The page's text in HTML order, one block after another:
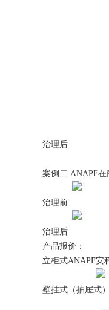
治理后
案例二 ANAPF
治理前
治理后
产品报价：
立柜式ANAPF安
壁挂式（抽屉式